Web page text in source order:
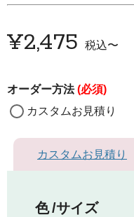
¥2,475 税込〜
オーダー方法(必須)
カスタムお見積り
カスタムお見積り
色 サイズ